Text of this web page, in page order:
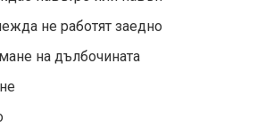
не работят заедно
на дълбочината